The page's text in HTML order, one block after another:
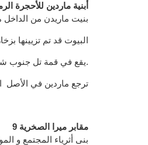
8 أبنية ماردين للأحجرة
بنيت ماريدن من الداخل
البيوت قد تم تزيينها
يقع في قمة تل جنوب شرق تركيا.
ترجع ماردين في الأصل الى 4000 عام وقد بدأ السياح مؤخرا باكتشاف
9 مقابر ميرا الصخرية
بنى أثرياء المجتمع و